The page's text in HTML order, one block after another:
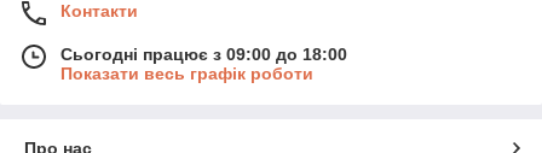
Контакти
Сьогодні працює з 09:00 до 18:00
Показати весь графік роботи
Про нас